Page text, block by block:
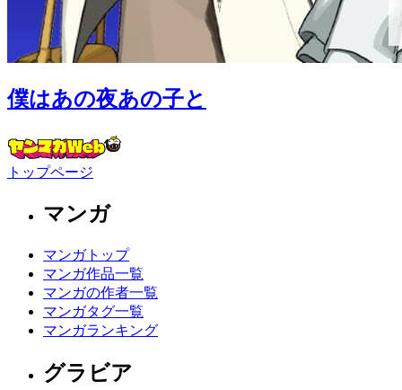
僕はあの夜あの子と
トップページ
マンガ
マンガトップ
マンガ作品一覧
マンガの作者一覧
マンガタグ一覧
マンガランキング
グラビア